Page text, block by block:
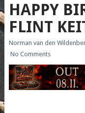
HAPPY
FLINT
Norman van den
No Comments